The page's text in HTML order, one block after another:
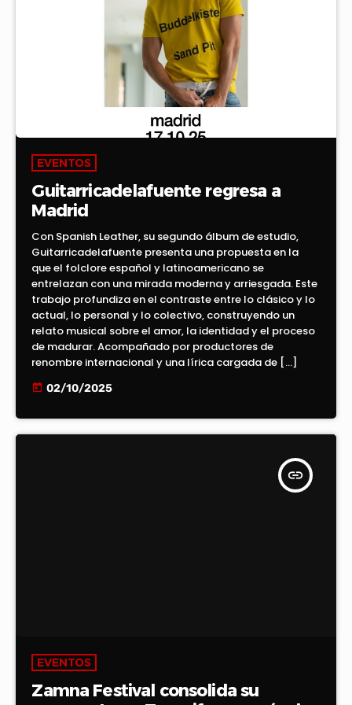
EVENTOS
Guitarricadelafuente regresa a
Madrid
Con Spanish Leather, su segundo álbum de estudio,
Guitarricadelafuente presenta una propuesta en la
que el folclore español y latinoamericano se
entrelazan con una mirada moderna y arriesgada. Este
trabajo profundiza en el contraste entre lo clásico y lo
actual, lo personal y lo colectivo, construyendo un
relato musical sobre el amor, la identidad y el proceso
de madurar. Acompañado por productores de
renombre internacional y una lírica cargada de […]
today 02/10/2025
insert_link
EVENTOS
Zamna Festival consolida su